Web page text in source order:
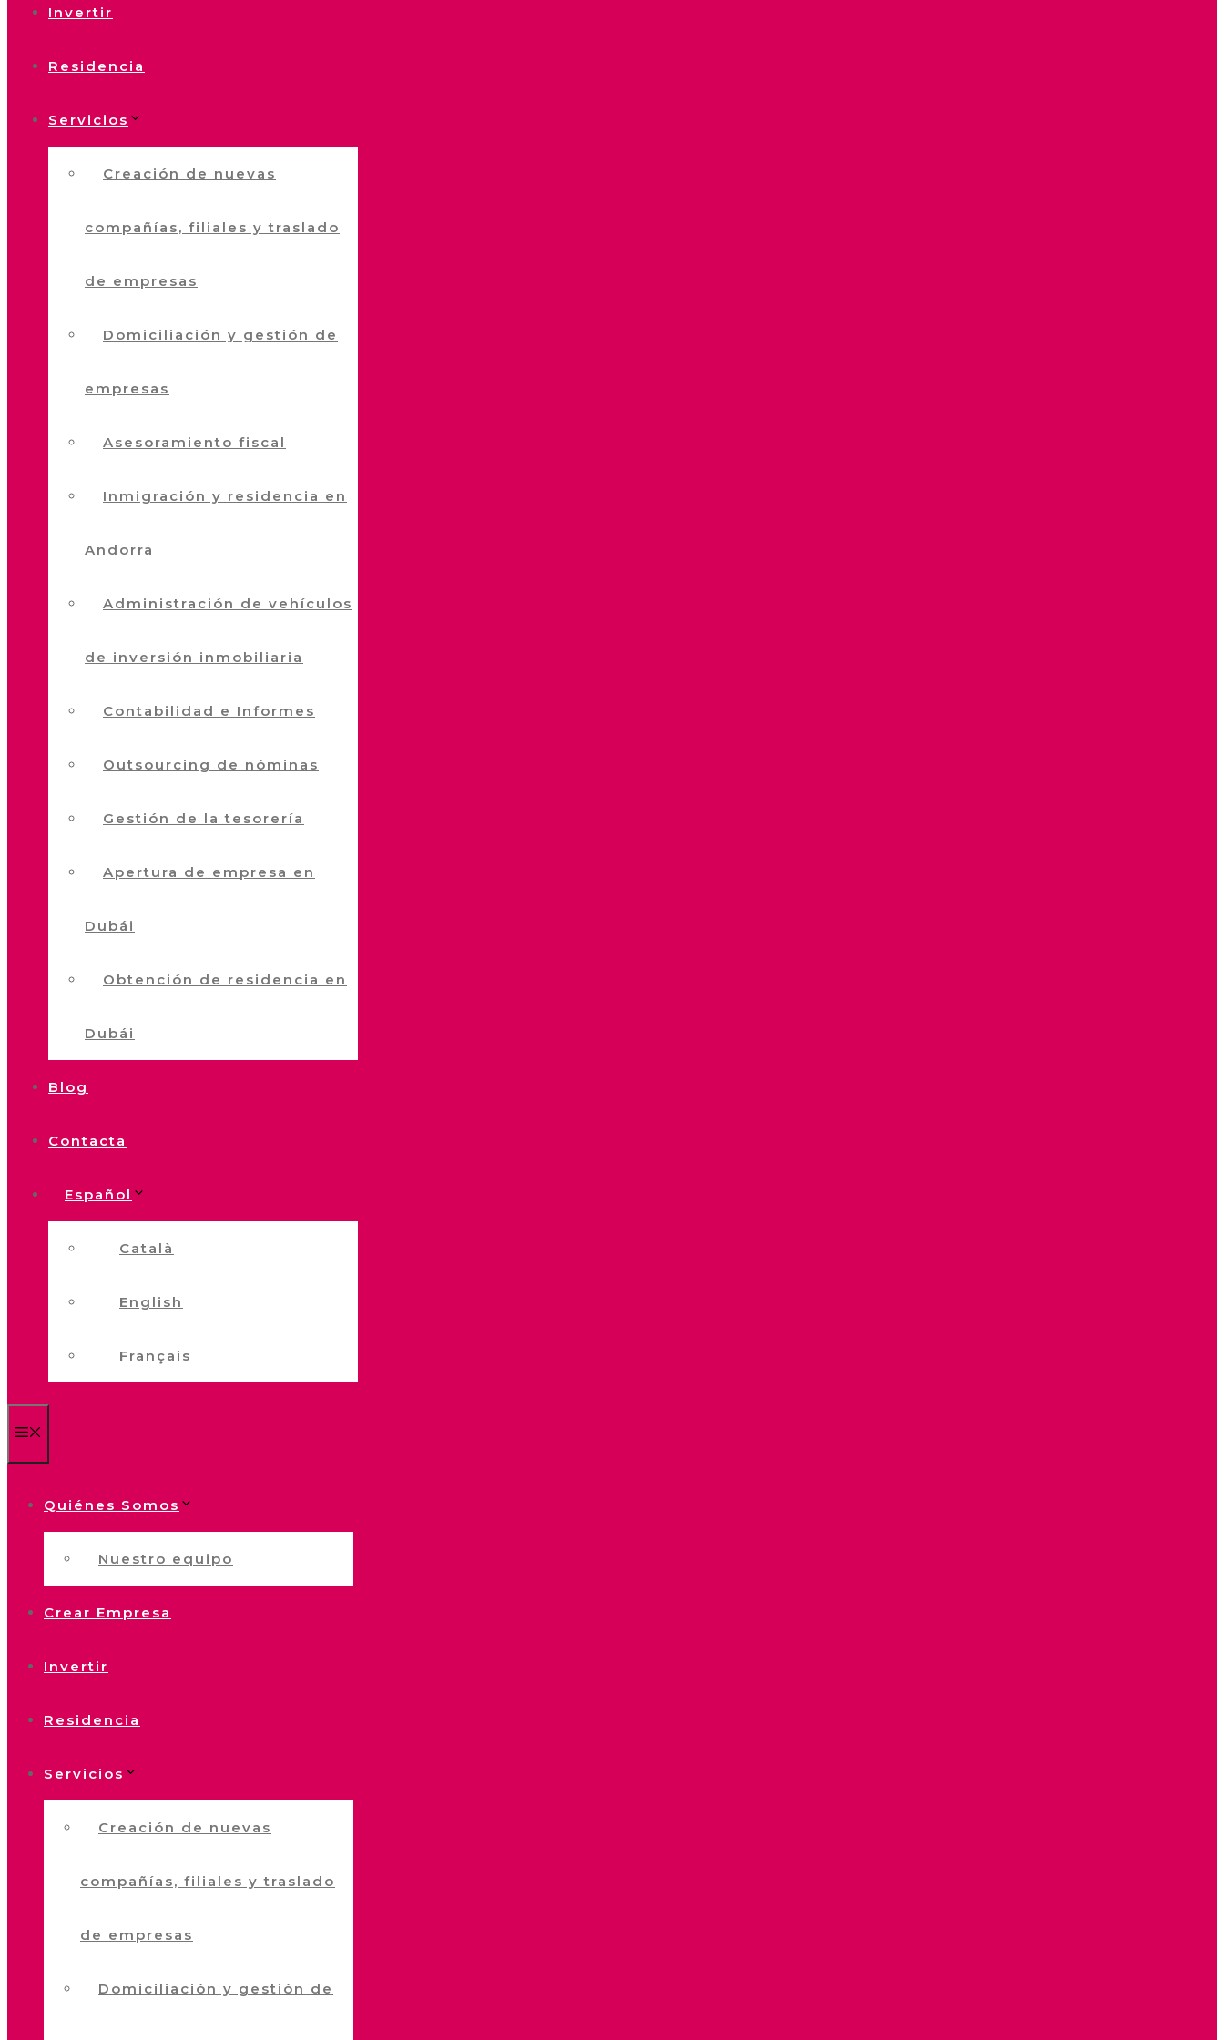
Invertir
Residencia
Servicios
Creación de nuevas
compañías, filiales y traslado
de empresas
Domiciliación y gestión de
empresas
Asesoramiento fiscal
Inmigración y residencia en
Andorra
Administración de vehículos
de inversión inmobiliaria
Contabilidad e Informes
Outsourcing de nóminas
Gestión de la tesorería
Apertura de empresa en
Dubái
Obtención de residencia en
Dubái
Blog
Contacta
Español
Català
English
Français
Quiénes Somos
Nuestro equipo
Crear Empresa
Invertir
Residencia
Servicios
Creación de nuevas
compañías, filiales y traslado
de empresas
Domiciliación y gestión de